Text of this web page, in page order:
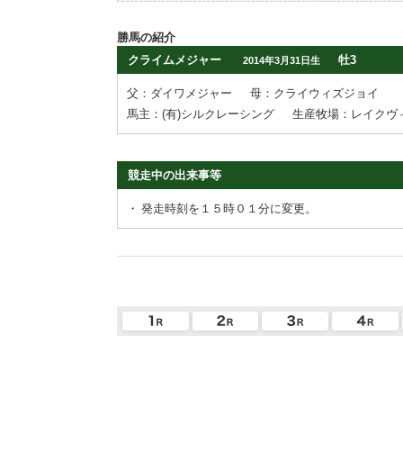
勝馬の紹介
クライムメジャー
2014年3月31日生 牡3
父：ダイワメジャー
母：クライウィズジョイ
馬主：(有)シルクレーシング
生産牧場：レイクヴ
競走中の出来事等
・ 発走時刻を１５時０１分に変更。